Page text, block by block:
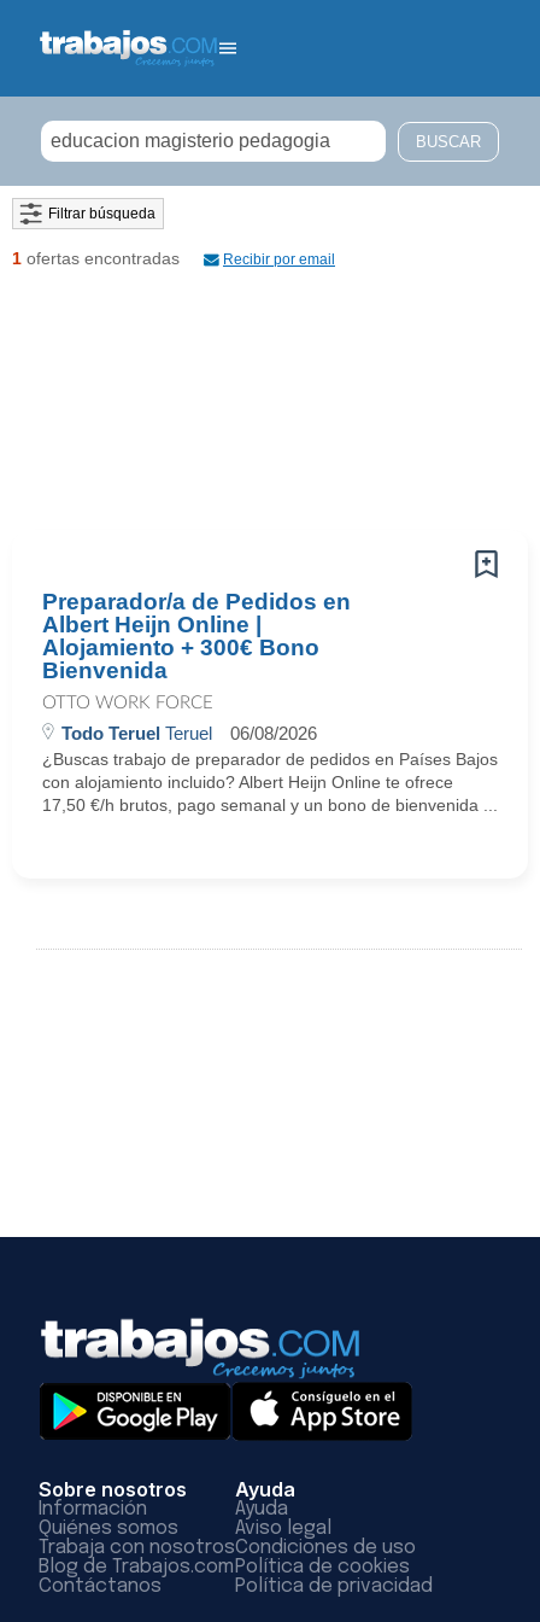
Filtrar búsqueda
1 ofertas encontradas Recibir por email
Preparador/a de Pedidos en
Albert Heijn Online |
Alojamiento + 300€ Bono
Bienvenida
OTTO WORK FORCE
Todo Teruel Teruel 06/08/2026
¿Buscas trabajo de preparador de pedidos en Países Bajos
con alojamiento incluido? Albert Heijn Online te ofrece
17,50 €/h brutos, pago semanal y un bono de bienvenida ...
Sobre nosotros
Información
Quiénes somos
Trabaja con nosotros
Blog de Trabajos.com
Contáctanos
Ayuda
Ayuda
Aviso legal
Condiciones de uso
Política de cookies
Política de privacidad